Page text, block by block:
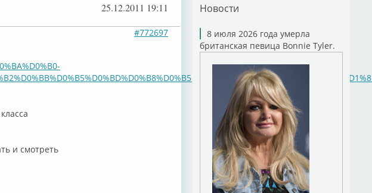
25.12.2011 19:11
#772697
и смотреть
Новости
8 июля 2026 года умерла
британская певица Bonnie Tyler.